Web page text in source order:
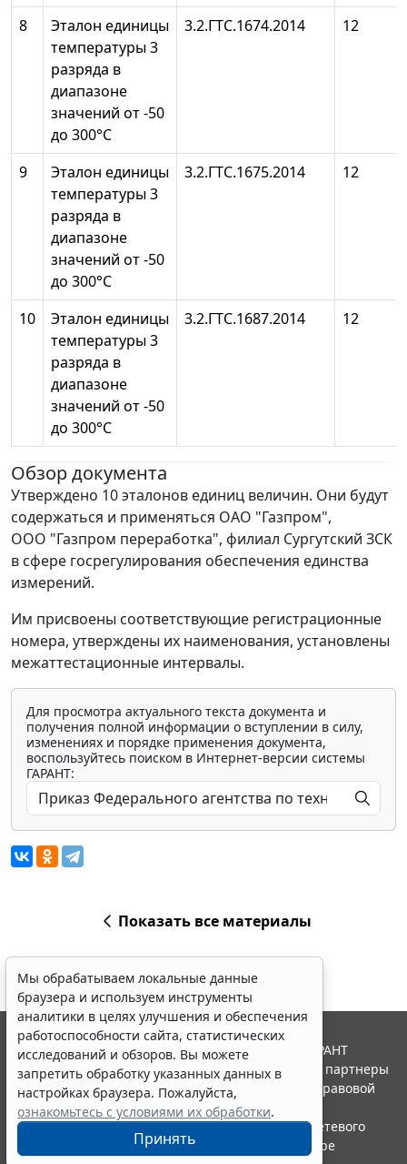
8
Эталон единицы
температуры 3
разряда в
диапазоне
значений от -50
до 300°С
3.2.ГТС.1674.2014 12
9
Эталон единицы
температуры 3
разряда в
диапазоне
значений от -50
до 300°С
3.2.ГТС.1675.2014 12
10
Эталон единицы
температуры 3
разряда в
диапазоне
значений от -50
до 300°С
3.2.ГТС.1687.2014 12
Обзор документа
Утверждено 10 эталонов единиц величин. Они будут
содержаться и применяться ОАО "Газпром",
ООО "Газпром переработка", филиал Сургутский ЗСК
в сфере госрегулирования обеспечения единства
измерений.
Им присвоены соответствующие регистрационные
номера, утверждены их наименования, установлены
межаттестационные интервалы.
Для просмотра актуального текста документа и
получения полной информации о вступлении в силу,
изменениях и порядке применения документа,
воспользуйтесь поиском в Интернет-версии системы
ГАРАНТ:
Показать все материалы
Мы обрабатываем локальные данные
браузера и используем инструменты
аналитики в целях улучшения и обеспечения
работоспособности сайта, статистических
исследований и обзоров. Вы можете
запретить обработку указанных данных в
настройках браузера. Пожалуйста,
ознакомьтесь с условиями их обработки.
Принять
© ООО "НПП "ГАРАНТ-СЕРВИС", 2026. Система ГАРАНТ
выпускается с 1990 года. Компания "Гарант" и ее партнеры
являются участниками Российской ассоциации правовой
информации ГАРАНТ.
Портал ГАРАНТ.РУ зарегистрирован в качестве сетевого
издания Федеральной службой по надзору в сфере